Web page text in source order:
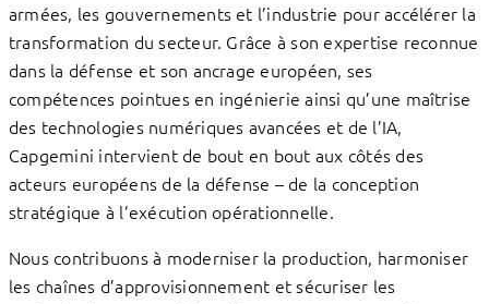
armées, les gouvernements et l’industrie pour accélérer la
transformation du secteur. Grâce à son expertise reconnue
dans la défense et son ancrage européen, ses
compétences pointues en ingénierie ainsi qu’une maîtrise
des technologies numériques avancées et de l’IA,
Capgemini intervient de bout en bout aux côtés des
acteurs européens de la défense – de la conception
stratégique à l’exécution opérationnelle.
Nous contribuons à moderniser la production, harmoniser
les chaînes d’approvisionnement et sécuriser les